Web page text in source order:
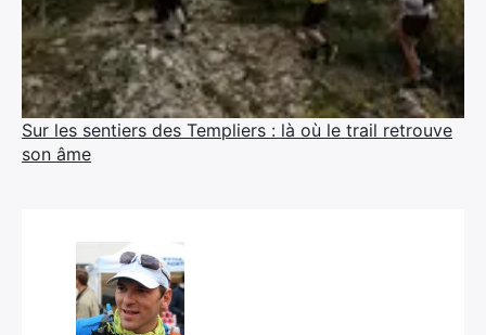
Sur les sentiers des Templiers : là où le trail retrouve
son âme